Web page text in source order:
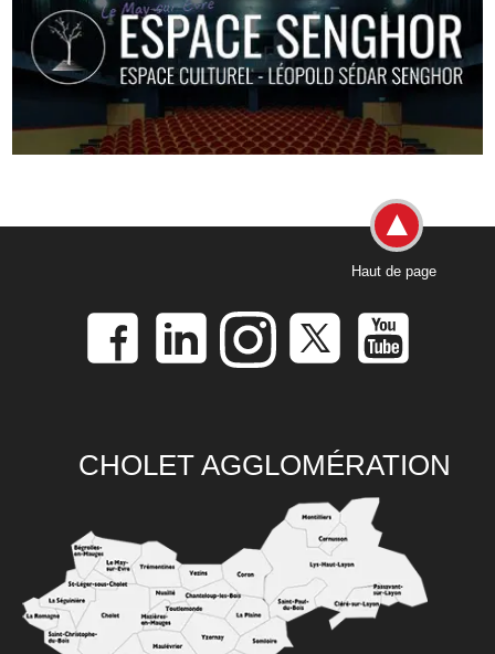
Haut de page
CHOLET AGGLOMÉRATION